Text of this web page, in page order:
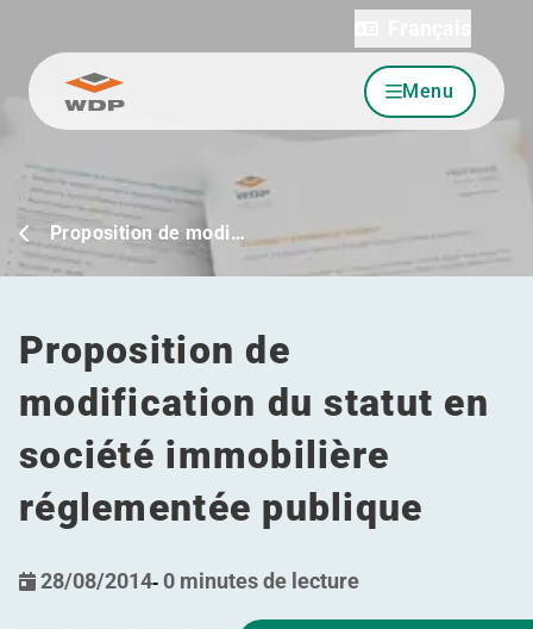
Allez au contenu Menu
Proposition de modi…
Proposition de
modification du statut en
société immobilière
réglementée publique
28/08/2014- 0 minutes de lecture